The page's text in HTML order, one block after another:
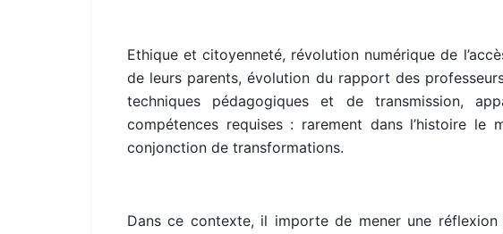
Ethique et citoyenneté, révolution numérique de
de leurs parents, évolution du rapport des
techniques pédagogiques et de transmission,
compétences requises : rarement dans l’histoire
conjonction de transformations.
Dans ce contexte, il importe de mener une